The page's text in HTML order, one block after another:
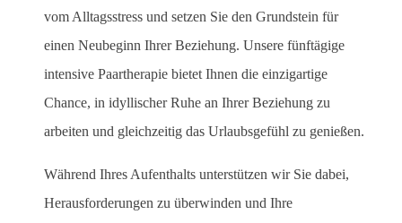
vom Alltagsstress und setzen Sie den Grundstein für
einen Neubeginn Ihrer Beziehung. Unsere fünftägige
intensive Paartherapie bietet Ihnen die einzigartige
Chance, in idyllischer Ruhe an Ihrer Beziehung zu
arbeiten und gleichzeitig das Urlaubsgefühl zu genießen.
Während Ihres Aufenthalts unterstützen wir Sie dabei,
Herausforderungen zu überwinden und Ihre